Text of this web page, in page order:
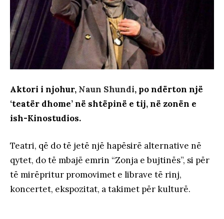
Aktori i njohur, Naun Shundi, po ndërton një
‘teatër dhome’ në shtëpinë e tij, në zonën e
ish-Kinostudios.
Teatri, që do të jetë një hapësirë alternative në
qytet, do të mbajë emrin “Zonja e bujtinës”, si për
të mirëpritur promovimet e librave të rinj,
koncertet, ekspozitat, a takimet për kulturë.